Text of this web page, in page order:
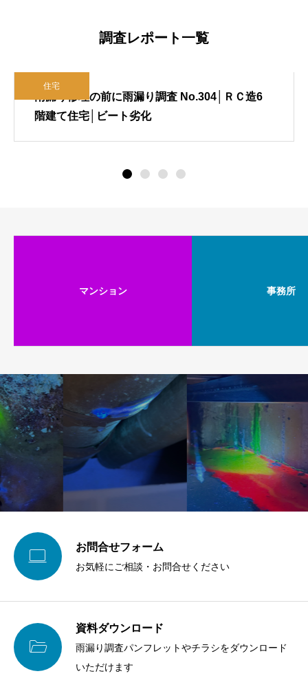
調査レポート一覧
雨漏り修理の前に雨漏り調査 No.264｜木造2
建て住宅｜防水シートの納まり
マンション 事務所
 お問合せフォーム
お気軽にご相談・お問合せください

資料ダウンロード
雨漏り調査パンフレットやチラシをダウンロード
いただけます